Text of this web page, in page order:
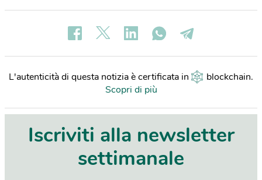
L'autenticità di questa notizia è certificata in blockchain.
Scopri di più
Iscriviti alla newsletter
settimanale